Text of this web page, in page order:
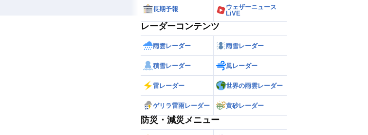
長期予報
ウェザーニュース
LiVE
レーダーコンテンツ
雨雲レーダー 雨雪レーダー
積雪レーダー 風レーダー
雷レーダー 世界の雨雲レーダー
ゲリラ雷雨レーダー 黄砂レーダー
防災・減災メニュー